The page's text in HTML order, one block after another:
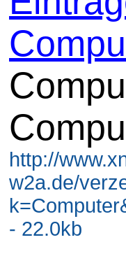
http://
w2a.de/
- 22.0kb